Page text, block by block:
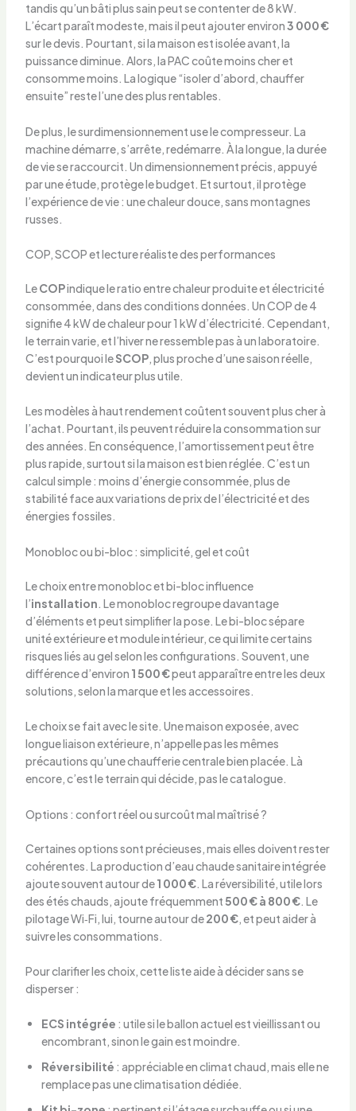
tandis qu’un bâti plus sain peut se contenter de 8 kW.
L’écart paraît modeste, mais il peut ajouter environ3 000 €
sur le devis. Pourtant, si la maison est isolée avant, la
puissance diminue. Alors, la PAC coûte moins cher et
consomme moins. La logique “isoler d’abord, chauffer
ensuite” reste l’une des plus rentables.
De plus, le surdimensionnement use le compresseur. La
machine démarre, s’arrête, redémarre. À la longue, la durée
de vie se raccourcit. Un dimensionnement précis, appuyé
par une étude, protège le budget. Et surtout, il protège
l’expérience de vie : une chaleur douce, sans montagnes
russes.
COP, SCOP et lecture réaliste des performances
LeCOPindique le ratio entre chaleur produite et électricité
consommée, dans des conditions données. Un COP de 4
signifie 4 kW de chaleur pour 1 kW d’électricité. Cependant,
le terrain varie, et l’hiver ne ressemble pas à un laboratoire.
C’est pourquoi leSCOP, plus proche d’une saison réelle,
devient un indicateur plus utile.
Les modèles à haut rendement coûtent souvent plus cher à
l’achat. Pourtant, ils peuvent réduire la consommation sur
des années. En conséquence, l’amortissement peut être
plus rapide, surtout si la maison est bien réglée. C’est un
calcul simple : moins d’énergie consommée, plus de
stabilité face aux variations de prix de l’électricité et des
énergies fossiles.
Monobloc ou bi-bloc : simplicité, gel et coût
Le choix entre monobloc et bi-bloc influence
l’installation. Le monobloc regroupe davantage
d’éléments et peut simplifier la pose. Le bi-bloc sépare
unité extérieure et module intérieur, ce qui limite certains
risques liés au gel selon les configurations. Souvent, une
différence d’environ 1 500 €peut apparaître entre les deux
solutions, selon la marque et les accessoires.
Le choix se fait avec le site. Une maison exposée, avec
longue liaison extérieure, n’appelle pas les mêmes
précautions qu’une chaufferie centrale bien placée. Là
encore, c’est le terrain qui décide, pas le catalogue.
Options : confort réel ou surcoût mal maîtrisé ?
Certaines options sont précieuses, mais elles doivent rester
cohérentes. La production d’eau chaude sanitaire intégrée
ajoute souvent autour de1 000 €. La réversibilité, utile lors
des étés chauds, ajoute fréquemment500 € à 800 €. Le
pilotage Wi‑Fi, lui, tourne autour de200 €, et peut aider à
suivre les consommations.
Pour clarifier les choix, cette liste aide à décider sans se
disperser :
ECS intégrée : utile si le ballon actuel est vieillissant ou
encombrant, sinon le gain est moindre.
Réversibilité : appréciable en climat chaud, mais elle ne
remplace pas une climatisation dédiée.